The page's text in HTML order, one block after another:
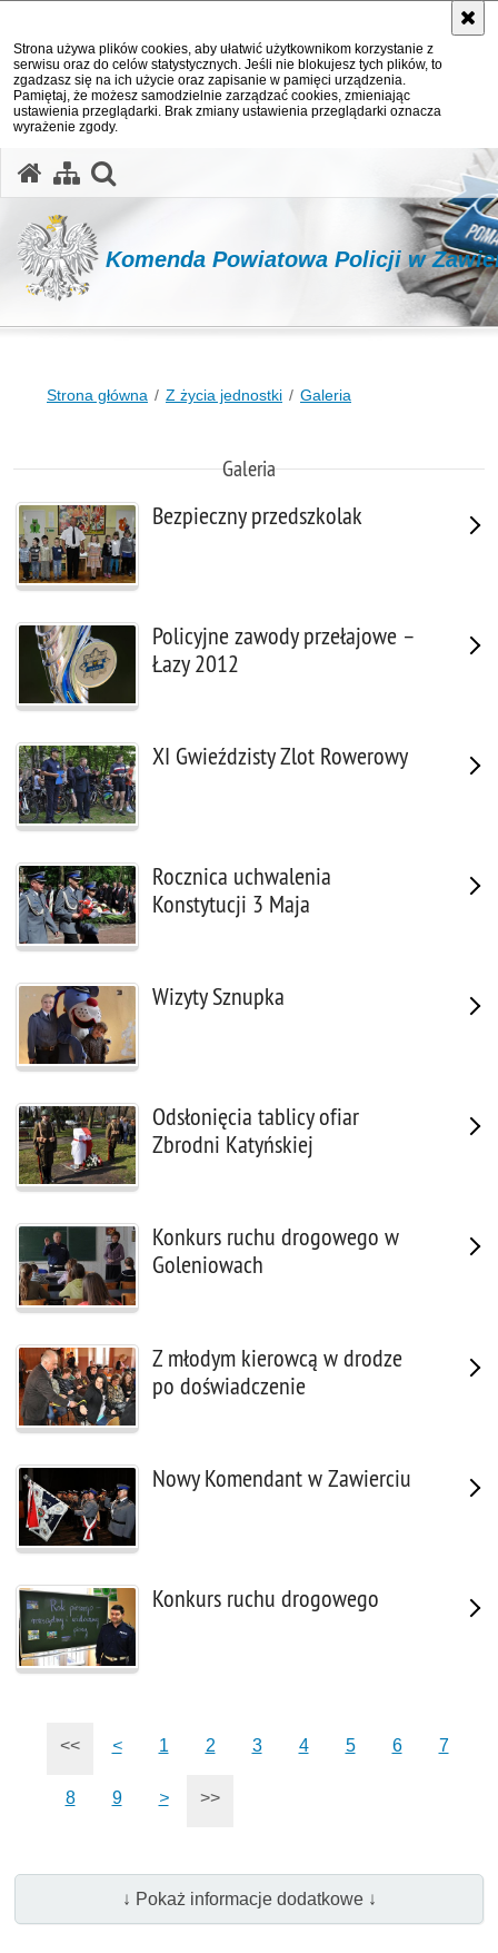
Strona używa plików cookies, aby ułatwić użytkownikom korzystanie z
serwisu oraz do celów statystycznych. Jeśli nie blokujesz tych plików, to
zgadzasz się na ich użycie oraz zapisanie w pamięci urządzenia.
Pamiętaj, że możesz samodzielnie zarządzać cookies, zmieniając
ustawienia przeglądarki. Brak zmiany ustawienia przeglądarki oznacza
wyrażenie zgody.
Komenda Powiatowa Policji w
Strona główna Z życia jednostki Galeria
Galeria
Bezpieczny przedszkolak
Policyjne zawody przełajowe –
Łazy 2012
XI Gwieździsty Zlot Rowerowy
Rocznica uchwalenia
Konstytucji 3 Maja
Wizyty Sznupka
Odsłonięcia tablicy ofiar
Zbrodni Katyńskiej
Konkurs ruchu drogowego w
Goleniowach
Z młodym kierowcą w drodze
po doświadczenie
Nowy Komendant w Zawierciu
Konkurs ruchu drogowego
<< < 1 2 3 4 5 6 7
8 9 > >>
↓ Pokaż informacje dodatkowe ↓